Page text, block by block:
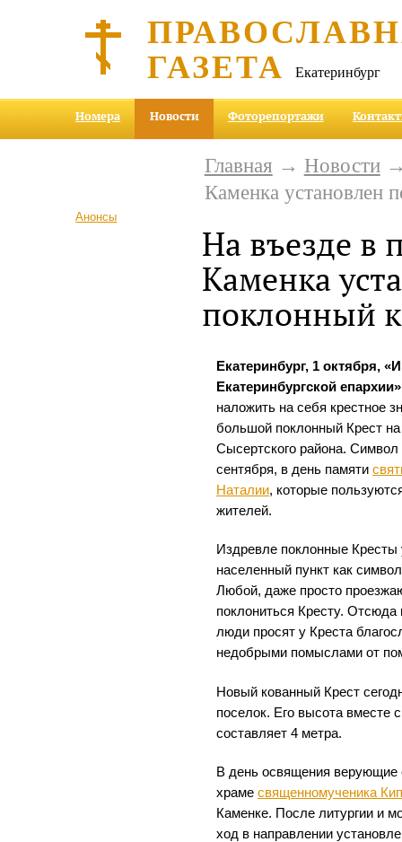
ГАЗЕТА Екатеринбург
Номера Новости Фоторепортажи
Анонсы
Главная → Новости→
Каменка установлен
На въезде в
Каменка
поклонный
Екатеринбург, 1октября,
Екатеринбургской
наложить на себя крестное
большой поклонный Крест
Сысертского района.
сентября, в день памяти
Наталии, которые
жителей.
Издревле поклонные Кресты
населенный пункт как
Любой, даже просто
поклониться Кресту.
люди просят у Креста
недобрыми помыслами от
Новый кованный Крест
поселок. Его высота вместе
составляет 4 метра.
В день освящения верующие
храмесвященномученика
Каменке. После литургии и
ход в направлении